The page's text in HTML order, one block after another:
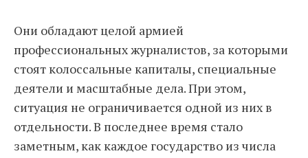
Они обладают целой армией
профессиональных журналистов, за которыми
стоят колоссальные капиталы, специальные
деятели и масштабные дела. При этом,
ситуация не ограничивается одной из них в
отдельности. В последнее время стало
заметным, как каждое государство из числа